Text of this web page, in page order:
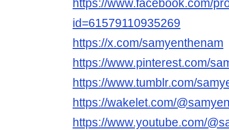
https://www.facebook.com/
id=61579110935269
https://x.com/samyenthenam
https://www.pinterest.com/
https://www.tumblr.com/
https://wakelet.com/
https://www.youtube.com/